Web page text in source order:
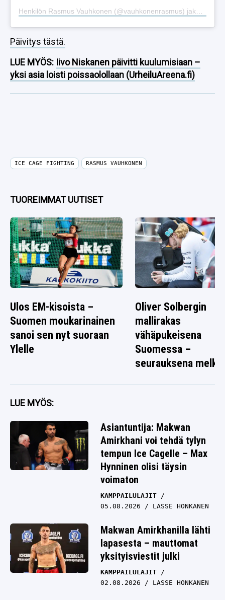
Päivitys tästä.
LUE MYÖS: Iivo Niskanen päivitti kuulumisiaan –
yksi asia loisti poissaolollaan (UrheiluAreena.fi)
ICE CAGE FIGHTING RASMUS VAUHKONEN
TUOREIMMAT UUTISET
Ulos EM-kisoista –
Suomen moukarinainen
sanoi sen nyt suoraan
Ylelle
Oliver Solbergin
mallirakas
vähäpukeisena
Suomessa –
seurauksena
LUE MYÖS:
Asiantuntija: Makwan
Amirkhani voi tehdä tylyn
tempun Ice Cagelle – Max
Hynninen olisi täysin
voimaton
KAMPPAILULAJIT
05.08.2026
LASSE HONKANEN
Makwan Amirkhanilla lähti
lapasesta – mauttomat
yksityisviestit julki
KAMPPAILULAJIT
02.08.2026
LASSE HONKANEN